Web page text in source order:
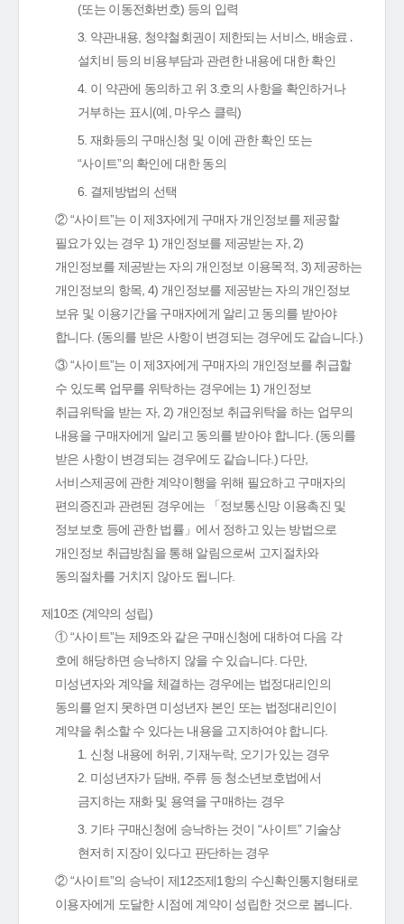
(또는 이동전화번호) 등의 입력
3. 약관내용, 청약철회권이 제한되는 서비스, 배송료․
설치비 등의 비용부담과 관련한 내용에 대한 확인
4. 이 약관에 동의하고 위 3.호의 사항을 확인하거나
거부하는 표시(예, 마우스 클릭)
5. 재화등의 구매신청 및 이에 관한 확인 또는
“사이트”의 확인에 대한 동의
6. 결제방법의 선택
② “사이트”는 이 제3자에게 구매자 개인정보를 제공할
필요가 있는 경우 1) 개인정보를 제공받는 자, 2)
개인정보를 제공받는 자의 개인정보 이용목적, 3) 제공하는
개인정보의 항목, 4) 개인정보를 제공받는 자의 개인정보
보유 및 이용기간을 구매자에게 알리고 동의를 받아야
합니다. (동의를 받은 사항이 변경되는 경우에도 같습니다.)
③ “사이트”는 이 제3자에게 구매자의 개인정보를 취급할
수 있도록 업무를 위탁하는 경우에는 1) 개인정보
취급위탁을 받는 자, 2) 개인정보 취급위탁을 하는 업무의
내용을 구매자에게 알리고 동의를 받아야 합니다. (동의를
받은 사항이 변경되는 경우에도 같습니다.) 다만,
서비스제공에 관한 계약이행을 위해 필요하고 구매자의
편의증진과 관련된 경우에는 「정보통신망 이용촉진 및
정보보호 등에 관한 법률」에서 정하고 있는 방법으로
개인정보 취급방침을 통해 알림으로써 고지절차와
동의절차를 거치지 않아도 됩니다.
제10조 (계약의 성립)
① “사이트”는 제9조와 같은 구매신청에 대하여 다음 각
호에 해당하면 승낙하지 않을 수 있습니다. 다만,
미성년자와 계약을 체결하는 경우에는 법정대리인의
동의를 얻지 못하면 미성년자 본인 또는 법정대리인이
계약을 취소할 수 있다는 내용을 고지하여야 합니다.
1. 신청 내용에 허위, 기재누락, 오기가 있는 경우
2. 미성년자가 담배, 주류 등 청소년보호법에서
금지하는 재화 및 용역을 구매하는 경우
3. 기타 구매신청에 승낙하는 것이 “사이트” 기술상
현저히 지장이 있다고 판단하는 경우
② “사이트”의 승낙이 제12조제1항의 수신확인통지형태로
이용자에게 도달한 시점에 계약이 성립한 것으로 봅니다.